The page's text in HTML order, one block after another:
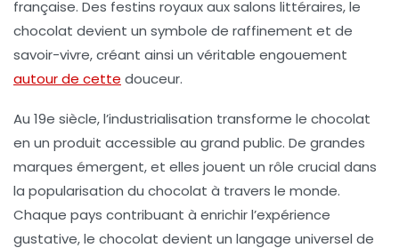
française. Des festins royauxaux salons littéraires, le
chocolat devient un symbole de raffinement et de
savoir-vivre, créant ainsi un véritable engouement
autour de cette douceur.
Au 19e siècle, l’industrialisation transforme le chocolat
en un produit accessible au grand public. De grandes
marques émergent, et elles jouent un rôle crucial dans
la popularisation du chocolat à travers le monde.
Chaque pays contribuant à enrichir l’expérience
gustative, le chocolat devient un langage universel de